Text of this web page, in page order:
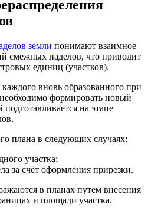
земли понимают взаимное
смежных наделов, что приводит
единиц (участков).
вновь образованного при
формировать новый
на этапе
плана в следующих случаях:
участка;
за счёт оформления прирезки.
в планах путем внесения
и площади участка.